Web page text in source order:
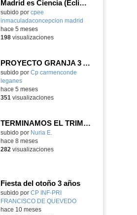
Madrid es Ciencia (Eclipse) - Parte 3
subido por cpee
inmaculadaconcepcion madrid
hace 5 meses
198visualizaciones
PROYECTO GRANJA 3 AÑOS
Contenido educativo.
subido por Cp carmenconde
leganes-
hace 5 meses
351 visualizaciones
TERMINAMOS EL TRIMESTRE
Contenido educativo.
subido por Nuria E.
hace 8 meses
282 visualizaciones
Fiesta del otoño 3 años
subido por CP INF-PRI
FRANCISCO DE QUEVEDO-
hace 10 meses